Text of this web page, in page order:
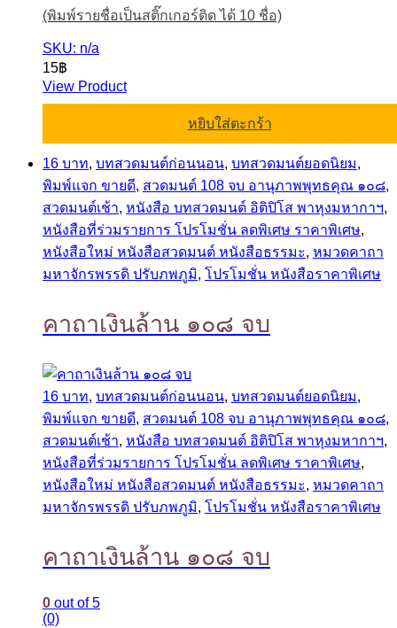
(พิมพ์รายชื่อเป็นสติ๊กเกอร์ติด ได้ 10 ชื่อ)
SKU: n/a
15฿
View Product
หยิบใส่ตะกร้า
16 บาท, บทสวดมนต์ก่อนนอน, บทสวดมนต์ยอดนิยม,
พิมพ์แจก ขายดี, สวดมนต์ 108 จบ อานุภาพพุทธคุณ ๑๐๘,
สวดมนต์เช้า, หนังสือ บทสวดมนต์ อิติปิโส พาหุงมหากาฯ,
หนังสือที่ร่วมรายการ โปรโมชั่น ลดพิเศษ ราคาพิเศษ,
หนังสือใหม่ หนังสือสวดมนต์ หนังสือธรรมะ, หมวดคาถา
มหาจักรพรรดิ ปรับภพภูมิ, โปรโมชั่น หนังสือราคาพิเศษ
คาถาเงินล้าน ๑๐๘ จบ
16 บาท, บทสวดมนต์ก่อนนอน, บทสวดมนต์ยอดนิยม,
พิมพ์แจก ขายดี, สวดมนต์ 108 จบ อานุภาพพุทธคุณ ๑๐๘,
สวดมนต์เช้า, หนังสือ บทสวดมนต์ อิติปิโส พาหุงมหากาฯ,
หนังสือที่ร่วมรายการ โปรโมชั่น ลดพิเศษ ราคาพิเศษ,
หนังสือใหม่ หนังสือสวดมนต์ หนังสือธรรมะ, หมวดคาถา
มหาจักรพรรดิ ปรับภพภูมิ, โปรโมชั่น หนังสือราคาพิเศษ
คาถาเงินล้าน ๑๐๘ จบ
0 out of 5
(0)